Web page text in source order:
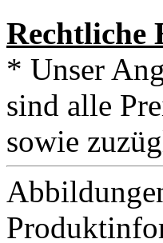
Rechtliche
* Unser
sind alle
sowie